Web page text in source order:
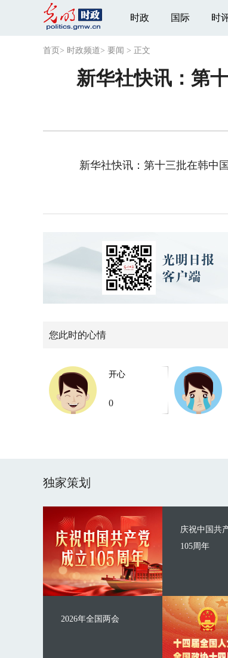
时政 国际 时
首页 > 时政频道> 要闻 > 正文
新华社快讯：第
新华社快讯：第十三批在韩中国
您此时的心情
开心
0
独家策划
庆祝中国共
105周年
2026年全国两会